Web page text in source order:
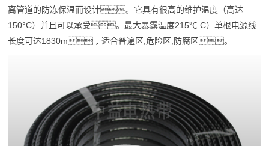
离管道的防冻保温而设计。它具有很高的维护温度（高达
150°C）并且可以承受。最大暴露温度215℃.C）单根电源线
长度可达1830m，适合普遍区,危险区,防腐区。